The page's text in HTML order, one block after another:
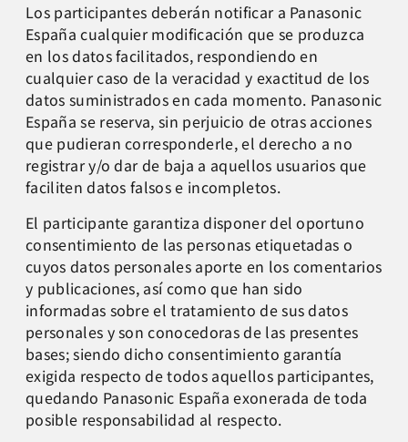
Los participantes deberán notificar a Panasonic
España cualquier modificación que se produzca
en los datos facilitados, respondiendo en
cualquier caso de la veracidad y exactitud de los
datos suministrados en cada momento. Panasonic
España se reserva, sin perjuicio de otras acciones
que pudieran corresponderle, el derecho a no
registrar y/o dar de baja a aquellos usuarios que
faciliten datos falsos e incompletos.
El participante garantiza disponer del oportuno
consentimiento de las personas etiquetadas o
cuyos datos personales aporte en los comentarios
y publicaciones, así como que han sido
informadas sobre el tratamiento de sus datos
personales y son conocedoras de las presentes
bases; siendo dicho consentimiento garantía
exigida respecto de todos aquellos participantes,
quedando Panasonic España exonerada de toda
posible responsabilidad al respecto.